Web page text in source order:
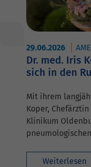
29.06.2026
Dr. med. Iris
sich in den
Mit ihrem
Koper,
Klinikum
Weiterlesen